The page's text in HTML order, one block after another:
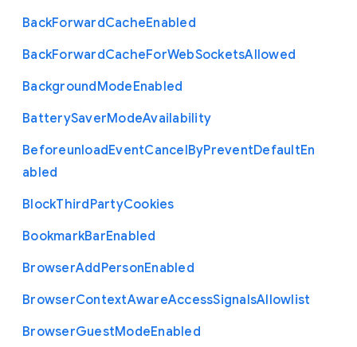
BackForwardCacheEnabled
BackForwardCacheForWebSocketsAllowed
BackgroundModeEnabled
BatterySaverModeAvailability
BeforeunloadEventCancelByPreventDefaultEn
abled
BlockThirdPartyCookies
BookmarkBarEnabled
BrowserAddPersonEnabled
BrowserContextAwareAccessSignalsAllowlist
BrowserGuestModeEnabled